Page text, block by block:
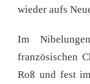
wieder aufs
Im
französischen
Roß und fest